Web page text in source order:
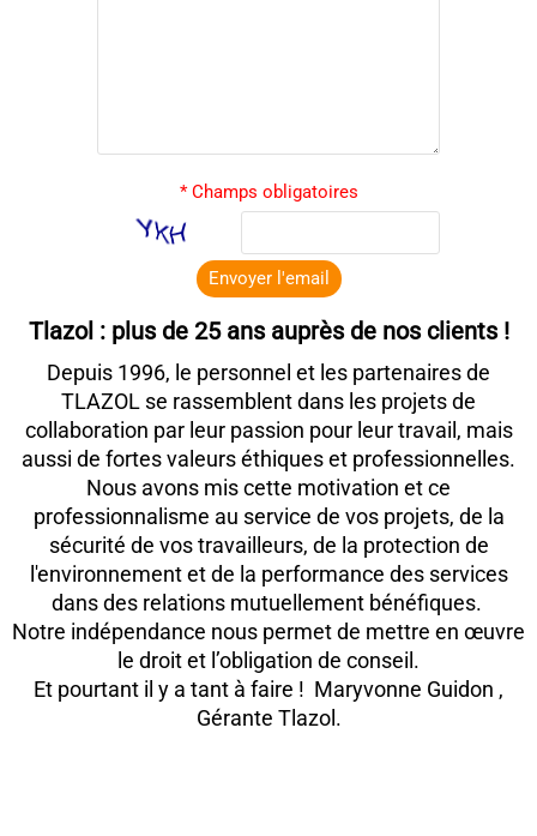
* Champs obligatoires
Envoyer l'email
Tlazol : plus de 25 ans auprès de nos clients !
Depuis 1996, l e personnel et les partenaires de
TLAZOL se rassemblent dans les projets de
collaboration par leur passion pour leur travail, mais
aussi de fortes valeurs éthiques et professionnelles.
Nous avons mis cette motivation et ce
professionnalisme au service de vos projets, de la
sécurité de vos travailleurs, de la protection de
l'environnement et de la performance des services
dans des relations mutuellement bénéfiques.
Notre indépendance nous permet de mettre en œuvre
le droit et l’obligation de conseil.
Et pourtant il y a tant à faire ! Maryvonne Guidon ,
Gérante Tlazol.